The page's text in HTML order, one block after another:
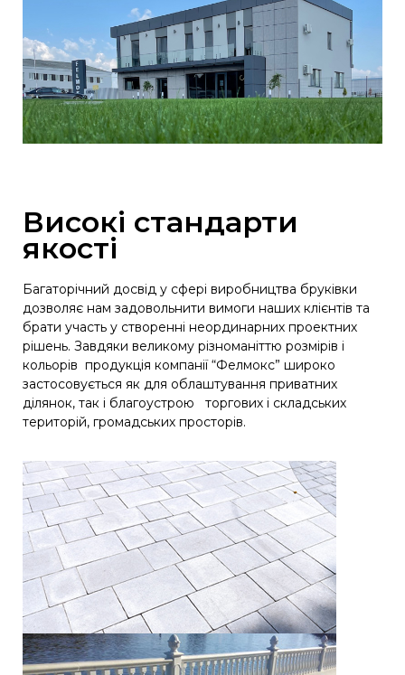
Високі стандарти
якості
Багаторічний досвід у сфері виробництва бруківки
дозволяє нам задовольнити вимоги наших клієнтів та
брати участь у створенні неординарних проектних
рішень. Завдяки великому різноманіттю розмірів і
кольорів продукція компанії “Фелмокс” широко
застосовується як для облаштування приватних
ділянок, так і благоустрою торгових і складських
територій, громадських просторів.